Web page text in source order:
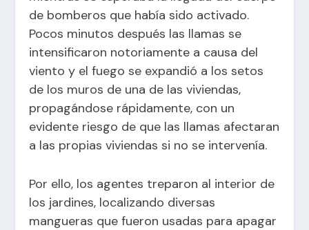
de bomberos que había sido activado.
Pocos minutos después las llamas se
intensificaron notoriamente a causa del
viento y el fuego se expandió a los setos
de los muros de una de las viviendas,
propagándose rápidamente, con un
evidente riesgo de que las llamas afectaran
a las propias viviendas si no se intervenía.
Por ello, los agentes treparon al interior de
los jardines, localizando diversas
mangueras que fueron usadas para apagar